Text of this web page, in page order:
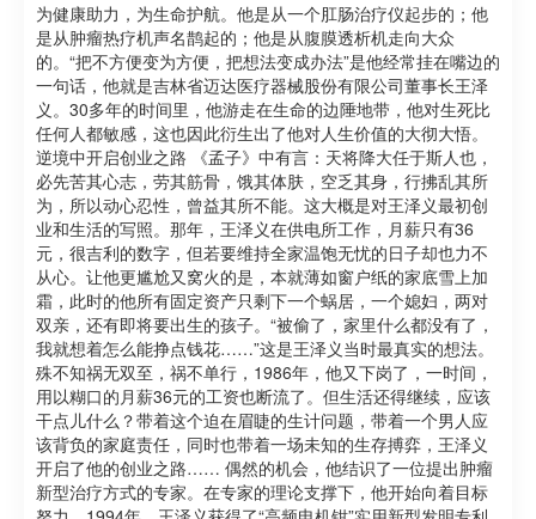
为健康助力，为生命护航。他是从一个肛肠治疗仪起步的；他
是从肿瘤热疗机声名鹊起的；他是从腹膜透析机走向大众
的。“把不方便变为方便，把想法变成办法”是他经常挂在嘴边的
一句话，他就是吉林省迈达医疗器械股份有限公司董事长王泽
义。30多年的时间里，他游走在生命的边陲地带，他对生死比
任何人都敏感，这也因此衍生出了他对人生价值的大彻大悟。
逆境中开启创业之路 《孟子》中有言：天将降大任于斯人也，
必先苦其心志，劳其筋骨，饿其体肤，空乏其身，行拂乱其所
为，所以动心忍性，曾益其所不能。这大概是对王泽义最初创
业和生活的写照。那年，王泽义在供电所工作，月薪只有36
元，很吉利的数字，但若要维持全家温饱无忧的日子却也力不
从心。让他更尴尬又窝火的是，本就薄如窗户纸的家底雪上加
霜，此时的他所有固定资产只剩下一个蜗居，一个媳妇，两对
双亲，还有即将要出生的孩子。“被偷了，家里什么都没有了，
我就想着怎么能挣点钱花……”这是王泽义当时最真实的想法。
殊不知祸无双至，祸不单行，1986年，他又下岗了，一时间，
用以糊口的月薪36元的工资也断流了。但生活还得继续，应该
干点儿什么？带着这个迫在眉睫的生计问题，带着一个男人应
该背负的家庭责任，同时也带着一场未知的生存搏弈，王泽义
开启了他的创业之路…… 偶然的机会，他结识了一位提出肿瘤
新型治疗方式的专家。在专家的理论支撑下，他开始向着目标